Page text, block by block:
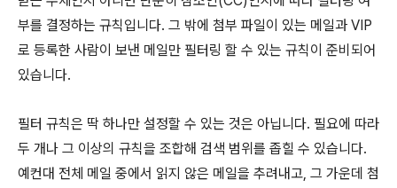
부를 결정하는 규칙입니다. 그 밖에 첨부 파일이 있는 메일과 VIP
로 등록한 사람이 보낸 메일만 필터링 할 수 있는 규칙이 준비되어
있습니다.
필터 규칙은 딱 하나만 설정할 수 있는 것은 아닙니다. 필요에 따라
두 개나 그 이상의 규칙을 조합해 검색 범위를 좁힐 수 있습니다.
예컨대 전체 메일 중에서 읽지 않은 메일을 추려내고, 그 가운데 첨